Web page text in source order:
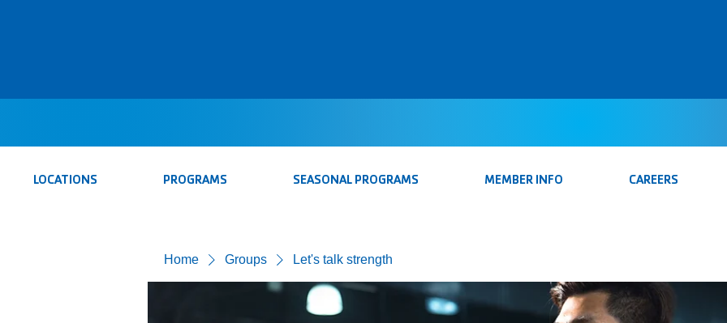
LOCATIONS PROGRAMS SEASONAL PROGRAMS MEMBER INFO CAREERS
Home Groups Let's talk strength